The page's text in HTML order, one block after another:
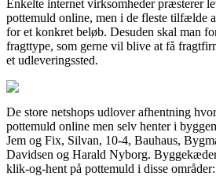
Enkelte internet virksomheder præsterer
pottemuld online, men i de fleste tilfælde
for et konkret beløb. Desuden skal man
fragttype, som gerne vil blive at få
et udleveringssted.
De store netshops udlover afhentning
pottemuld online men selv henter i
Jem og Fix, Silvan, 10-4, Bauhaus,
Davidsen og Harald Nyborg.
klik-og-hent på pottemuld i disse områder: